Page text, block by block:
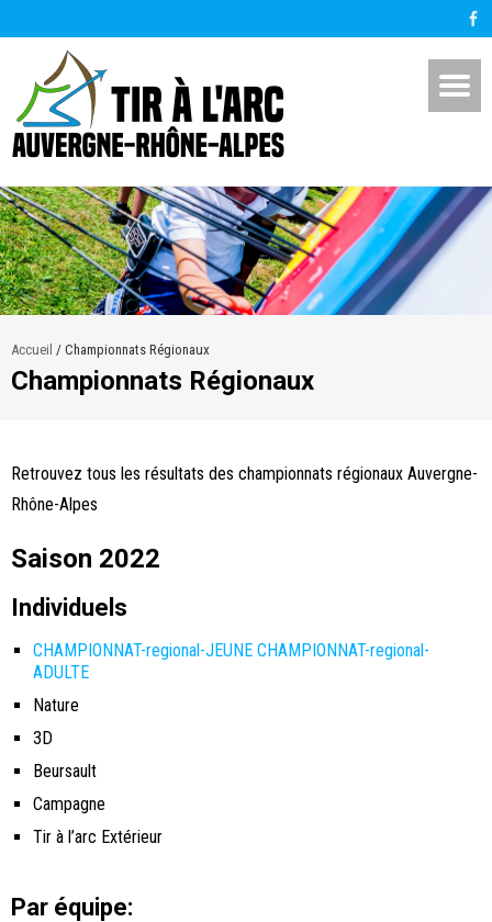
Accueil / Championnats Régionaux
Championnats Régionaux
Retrouvez tous les résultats des championnats régionaux Auvergne-
Rhône-Alpes
Saison 2022
Individuels
CHAMPIONNAT-regional-JEUNE CHAMPIONNAT-regional-
ADULTE
Nature
3D
Beursault
Campagne
Tir à l’arc Extérieur
Par équipe: